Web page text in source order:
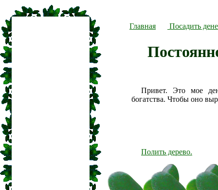
Главная Посадить
Привет. Это мое
богатства. Чтобы оно
Полить дерево.